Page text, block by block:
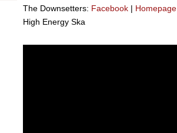
The Downsetters: Facebook | Homepage
High Energy Ska